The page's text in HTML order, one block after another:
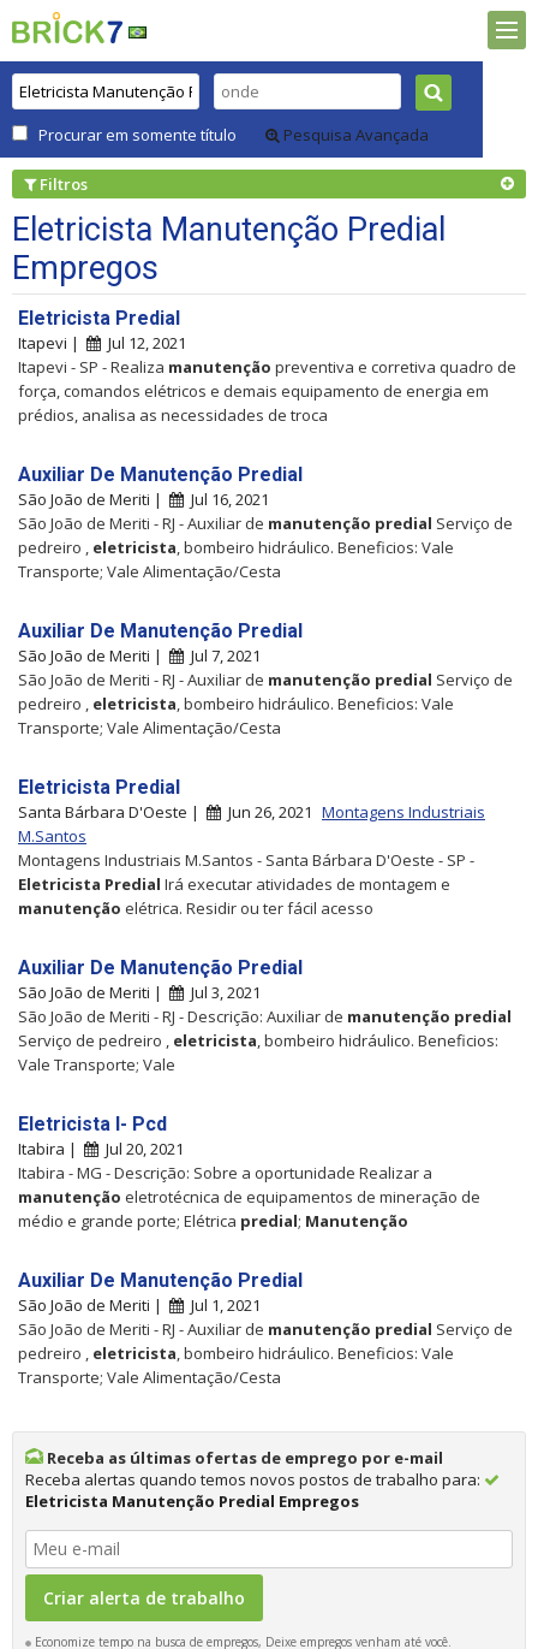
Procurar em somente título Pesquisa Avançada
Filtros
Eletricista Manutenção Predial
Empregos
Eletricista Predial
Itapevi |
Jul 12, 2021
Itapevi - SP - Realiza manutenção preventiva e corretiva quadro de
força, comandos elétricos e demais equipamento de energia em
prédios, analisa as necessidades de troca
Auxiliar De Manutenção Predial
São João de Meriti |
Jul 16, 2021
São João de Meriti - RJ - Auxiliar de manutenção predial Serviço de
pedreiro , eletricista , bombeiro hidráulico. Beneficios: Vale
Transporte; Vale Alimentação/Cesta
Auxiliar De Manutenção Predial
São João de Meriti |
Jul 7, 2021
São João de Meriti - RJ - Auxiliar de manutenção predial Serviço de
pedreiro , eletricista , bombeiro hidráulico. Beneficios: Vale
Transporte; Vale Alimentação/Cesta
Eletricista Predial
Santa Bárbara D'Oeste | Jun 26, 2021 Montagens Industriais
M.Santos
Montagens Industriais M.Santos - Santa Bárbara D'Oeste - SP -
Eletricista Predial Irá executar atividades de montagem e
manutenção elétrica. Residir ou ter fácil acesso
Auxiliar De Manutenção Predial
São João de Meriti |
Jul 3, 2021
São João de Meriti - RJ - Descrição: Auxiliar de manutenção predial
Serviço de pedreiro , eletricista , bombeiro hidráulico. Beneficios:
Vale Transporte; Vale
Eletricista I- Pcd
Itabira |
Jul 20, 2021
Itabira - MG - Descrição: Sobre a oportunidade Realizar a
manutenção eletrotécnica de equipamentos de mineração de
médio e grande porte; Elétrica predial; Manutenção
Auxiliar De Manutenção Predial
São João de Meriti |
Jul 1, 2021
São João de Meriti - RJ - Auxiliar de manutenção predial Serviço de
pedreiro , eletricista , bombeiro hidráulico. Beneficios: Vale
Transporte; Vale Alimentação/Cesta
Receba as últimas ofertas de emprego por e-mail
Receba alertas quando temos novos postos de trabalho para:
Eletricista Manutenção Predial Empregos
Economize tempo na busca de empregos, Deixe empregos venham até você.